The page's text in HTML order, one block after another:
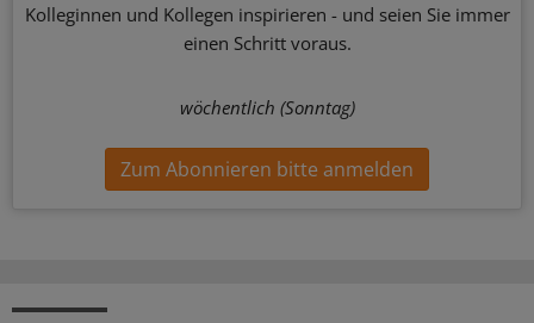
Kolleginnen und Kollegen inspirieren - und seien Sie immer
einen Schritt voraus.
wöchentlich (Sonntag)
Zum Abonnieren bitte anmelden